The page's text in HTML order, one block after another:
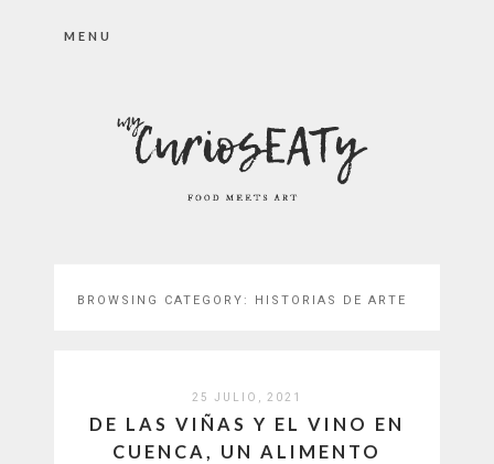
MENU
BROWSING CATEGORY: HISTORIAS DE ARTE
25 JULIO, 2021
DE LAS VIÑAS Y EL VINO EN
CUENCA, UN ALIMENTO